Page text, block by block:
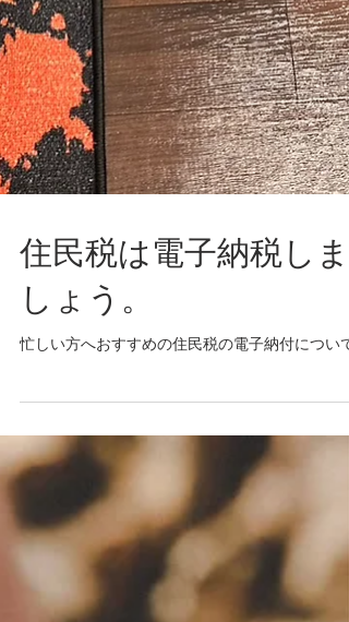
住民税は電子納税しま
しょう。
忙しい方へおすすめの住民税の電子納付について